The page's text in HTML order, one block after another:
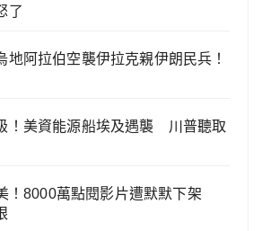
了
地阿拉伯空襲伊拉克親伊朗民兵！
！美資能源船埃及遇襲 川普聽取
！8000萬點閱影片遭默默下架